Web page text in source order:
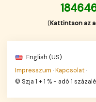
(Kattintson az
English (US)
Impresszum ·Kapcsolat ·
© Szja 1 + 1 % - adó 1